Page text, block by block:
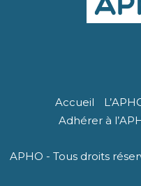
Accueil
Adhérer à
APHO - Tous droits